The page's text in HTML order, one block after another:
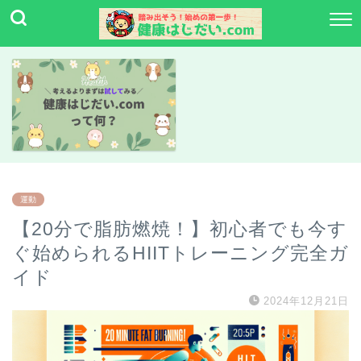
運動
【20分で脂肪燃焼！】初心者でも今す
ぐ始められるHIITトレーニング完全ガ
イド
2024年12月21日